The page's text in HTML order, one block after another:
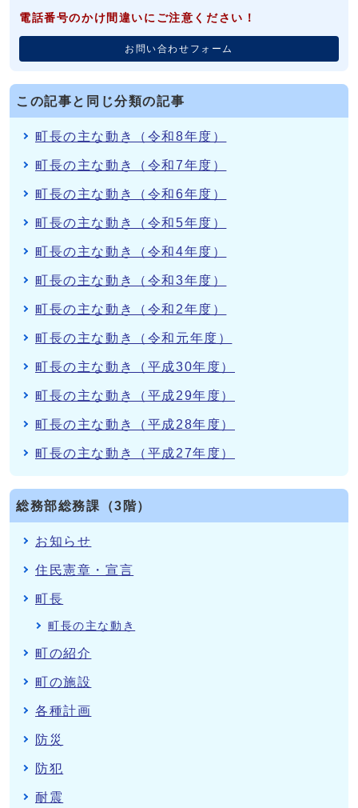
電話番号のかけ間違いにご注意ください！
お問い合わせフォーム
この記事と同じ分類の記事
町長の主な動き（令和8年度）
町長の主な動き（令和7年度）
町長の主な動き（令和6年度）
町長の主な動き（令和5年度）
町長の主な動き（令和4年度）
町長の主な動き（令和3年度）
町長の主な動き（令和2年度）
町長の主な動き（令和元年度）
町長の主な動き（平成30年度）
町長の主な動き（平成29年度）
町長の主な動き（平成28年度）
町長の主な動き（平成27年度）
総務部総務課（3階）
お知らせ
住民憲章・宣言
町長
町長の主な動き
町の紹介
町の施設
各種計画
防災
防犯
耐震